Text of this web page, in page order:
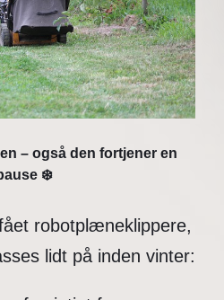
– også den fortjener en
❄️
robotplæneklippere,
lidt på inden vinter: